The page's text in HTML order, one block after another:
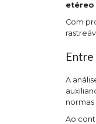
etéreo
Com
A
Ao